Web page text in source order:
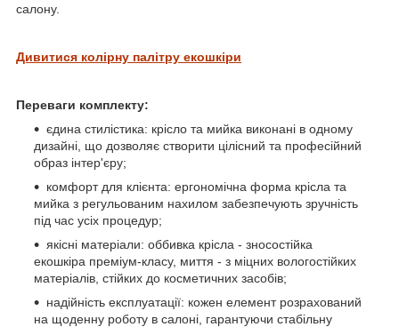
салону.
Дивитися колірну палітру екошкіри
Переваги комплекту:
єдина стилістика: крісло та мийка виконані в одному
дизайні, що дозволяє створити цілісний та професійний
образ інтер'єру;
комфорт для клієнта: ергономічна форма крісла та
мийка з регульованим нахилом забезпечують зручність
під час усіх процедур;
якісні матеріали: оббивка крісла - зносостійка
екошкіра преміум-класу, миття - з міцних вологостійких
матеріалів, стійких до косметичних засобів;
надійність експлуатації: кожен елемент розрахований
на щоденну роботу в салоні, гарантуючи стабільну